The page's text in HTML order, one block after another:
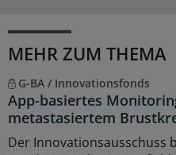
MEHR ZUM THEMA
G-BA / Innovationsfonds
App-basiertes
metastasiertem
Der Innovationsausschuss